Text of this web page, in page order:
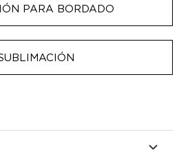
PARA BORDADO